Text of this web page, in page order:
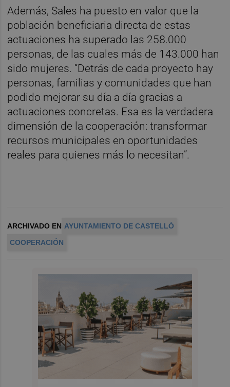
Además, Sales ha puesto en valor que la
población beneficiaria directa de estas
actuaciones ha superado las 258.000
personas, de las cuales más de 143.000 han
sido mujeres. “Detrás de cada proyecto hay
personas, familias y comunidades que han
podido mejorar su día a día gracias a
actuaciones concretas. Esa es la verdadera
dimensión de la cooperación: transformar
recursos municipales en oportunidades
reales para quienes más lo necesitan”.
ARCHIVADO EN AYUNTAMIENTO DE CASTELLÓ
COOPERACIÓN